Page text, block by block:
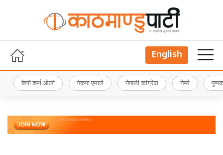
English
केपी शर्मा ओली नेकपा एमाले नेपाली कांग्रेस नेप्से